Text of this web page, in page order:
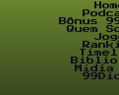
Bônus
Quem